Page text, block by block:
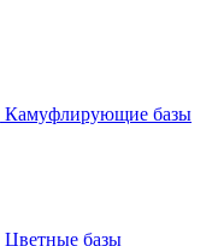
Камуфлирующие базы
Цветные базы